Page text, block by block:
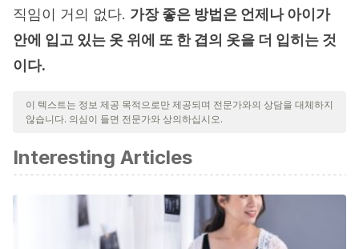
직임이 거의 없다. 가장 좋은 방법은 언제나 아이가
안에 입고 있는 옷 위에 또 한 겹의 옷을 더 입히는 것
이다.
이 텍스트는 정보 제공 목적으로만 제공되며 전문가와의 상담을 대체하지
않습니다. 의심이 들면 전문가와 상의하십시오.
Interesting Articles